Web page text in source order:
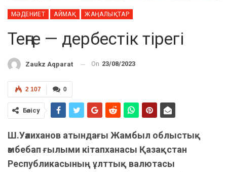
МӘДЕНИЕТ АЙМАҚ ЖАҢАЛЫҚТАР
Теңге — дербестік тірегі
Zaukz Aqparat On 23/08/2023
0
2 107
Бөлісу
Ш.Уәлиханов атындағы Жамбыл облыстық
әмбебап ғылыми кітапханасы Қазақстан
Республикасының ұлттық валютасы